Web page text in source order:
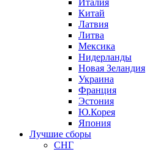
Италия
Китай
Латвия
Литва
Мексика
Нидерланды
Новая Зеландия
Украина
Франция
Эстония
Ю.Корея
Япония
Лучшие сборы
СНГ